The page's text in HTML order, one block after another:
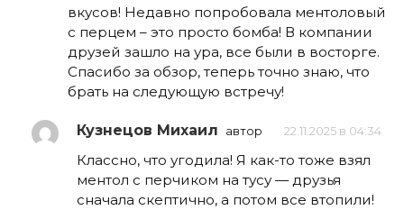
вкусов! Недавно попробовала ментоловый
с перцем – это просто бомба! В компании
друзей зашло на ура, все были в восторге.
Спасибо за обзор, теперь точно знаю, что
брать на следующую встречу!
Кузнецов Михаил автор 22.11.2025 в 04:34
Классно, что угодила! Я как-то тоже взял
ментол с перчиком на тусу — друзья
сначала скептично, а потом все втопили!